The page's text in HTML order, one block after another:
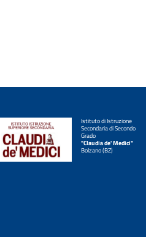
Istituto di Istruzione
Secondaria di Secondo
Grado
"Claudia de' Medici"
Bolzano (BZ)